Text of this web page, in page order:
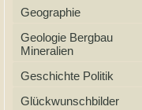
Geographie
Geologie Bergbau
Mineralien
Geschichte Politik
Glückwunschbilder